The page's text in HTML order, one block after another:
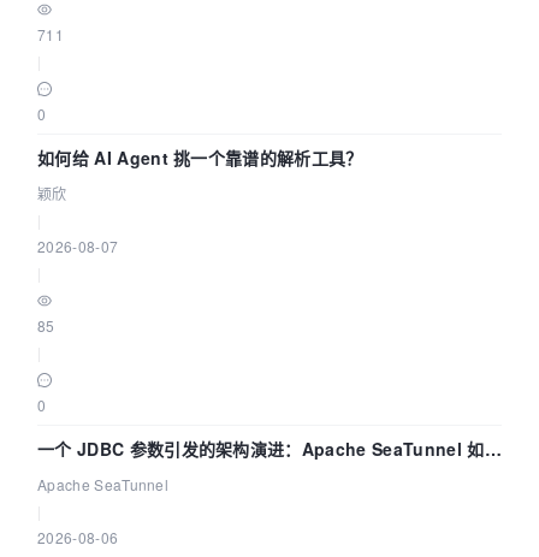
711
0
如何给 AI Agent 挑一个靠谱的解析工具？
颖欣
2026-08-07
85
0
一个 JDBC 参数引发的架构演进：Apache SeaTunnel 如何
解决数据同步中的“定时 Flush”难题
Apache SeaTunnel
2026-08-06